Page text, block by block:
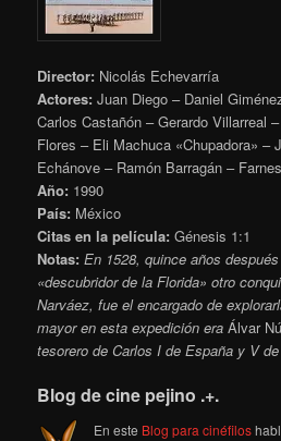
Director: Nicolás Echevarría
Actores: Juan Diego – Daniel
Carlos Castañón – Gerardo Villarreal
Flores – Eli Machuca «Chupadora» –
Echánove – Ramón Barragán –
Año: 1990
País: México
Citas en la película: Génesis 1:1
Notas:En 1528, quince años
«descubridor de la Florida» otro
Narváez, fue el encargado de
mayor en esta expedición eraÁlvar
tesorero de Carlos I de España y V
Blog de cine pejino .+.
En este Blog para cinéfilos